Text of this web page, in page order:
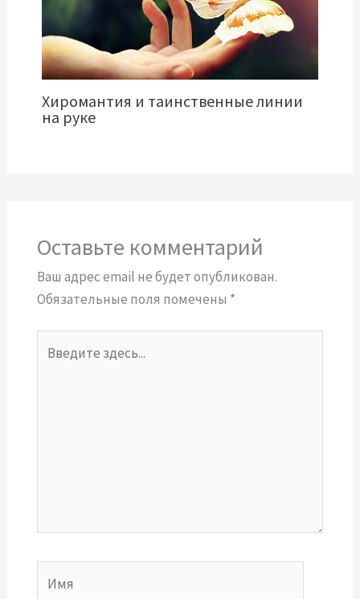
Хиромантия и таинственные линии
на руке
Оставьте комментарий
Ваш адрес email не будет опубликован.
Обязательные поля помечены *
здесь...